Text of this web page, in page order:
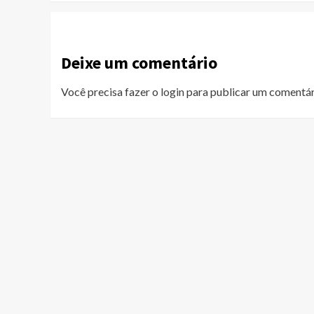
Deixe um comentário
Você precisa fazer o loginpara publicar um